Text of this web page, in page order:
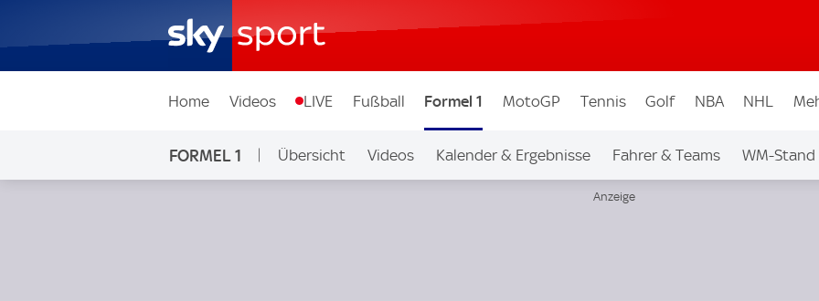
Home Videos LIVE Fußball Formel 1 MotoGP Tennis Golf NBA NHL
FORMEL 1 Übersicht Videos Kalender & Ergebnisse Fahrer & Teams WM-Stand